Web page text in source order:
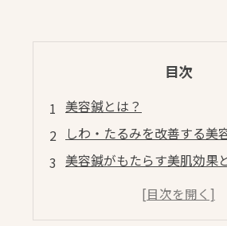
目次
美容鍼とは？
しわ・たるみを改善する美
美容鍼がもたらす美肌効果
美容鍼の施術方法と注意点